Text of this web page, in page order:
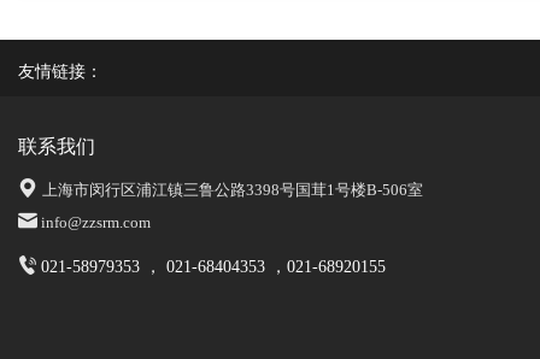
友情链接：
联系我们
上海市闵行区浦江镇三鲁公路3398号国茸1号楼B-506室
info@zzsrm.com
021-58979353 ， 021-68404353 ，021-68920155